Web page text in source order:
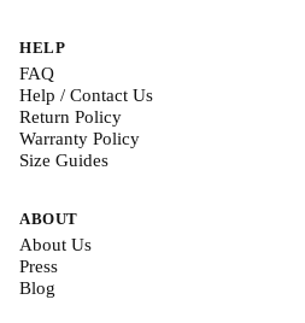
HELP
FAQ
Help / Contact Us
Return Policy
Warranty Policy
Size Guides
ABOUT
About Us
Press
Blog